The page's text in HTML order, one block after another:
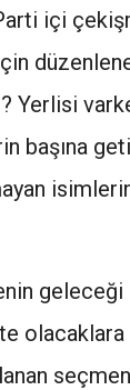
içi
Yerlisi
başına
geleceği
olacaklara